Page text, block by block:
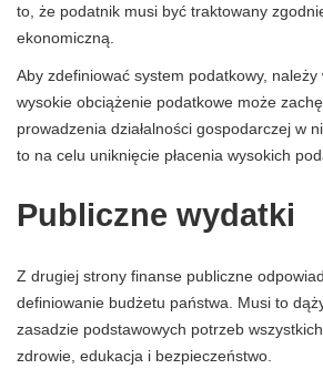
to, że podatnik musi być traktowany
ekonomiczną.
Aby zdefiniować system podatkowy,
wysokie obciążenie podatkowe może
prowadzenia działalności gospodarczej w
to na celu uniknięcie płacenia wysokich
Publiczne wydatki
Z drugiej strony finanse publiczne
definiowanie budżetu państwa. Musi to
zasadzie podstawowych potrzeb
zdrowie, edukacja i bezpieczeństwo.